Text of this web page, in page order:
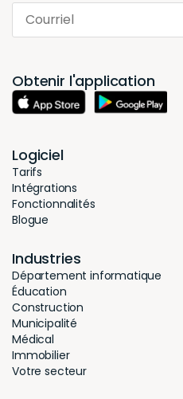
Courriel
Obtenir l'application
Logiciel
Tarifs
Intégrations
Fonctionnalités
Blogue
Industries
Département informatique
Éducation
Construction
Municipalité
Médical
Immobilier
Votre secteur